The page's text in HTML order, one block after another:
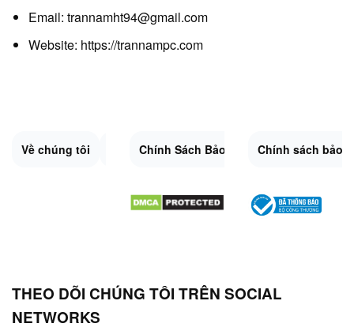
Email: trannamht94@gmail.com
Website: https://trannampc.com
Về chúng tôi Liên Hệ Quy Định Chung Sitemap.XML
Chính Sách Bảo Mật Đổi trả và hoàn
Chính sách bảo
THEO DÕI CHÚNG TÔI TRÊN SOCIAL
NETWORKS